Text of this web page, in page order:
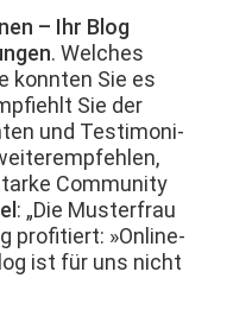
– Ihr Blog
. Welch­es
kon­nten Sie es
Sie der
und Tes­ti­mo­ni­
Com­mu­ni­ty
: „Die Muster­frau
prof­i­tiert: »Online-
ist für uns nicht